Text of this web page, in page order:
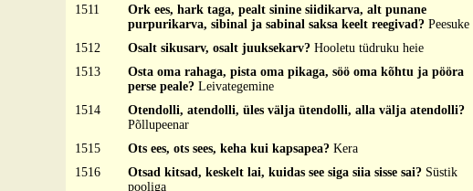
1511
Ork ees, hark taga, pealt sinine siidikarva, alt punane
purpurikarva, sibinal ja sabinal saksa keelt reegivad? Peesuke
1512
Osalt sikusarv, osalt juuksekarv? Hooletu tüdruku heie
1513
Osta oma rahaga, pista oma pikaga, söö oma kõhtu ja pööra
perse peale? Leivategemine
1514
Otendolli, atendolli, üles välja ütendolli, alla välja atendolli?
Põllupeenar
1515
Ots ees, ots sees, keha kui kapsapea? Kera
1516
Otsad kitsad, keskelt lai, kuidas see siga siia sisse sai? Süstik
pooliga